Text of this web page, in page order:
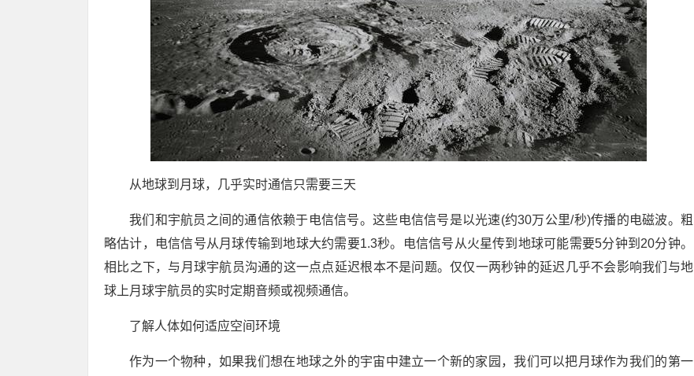
从地球到月球，几乎实时通信只需要三天
我们和宇航员之间的通信依赖于电信信号。这些电信信号是以光速(约30万公里/秒)传播的电磁波。粗
略估计，电信信号从月球传输到地球大约需要1.3秒。电信信号从火星传到地球可能需要5分钟到20分钟。
相比之下，与月球宇航员沟通的这一点点延迟根本不是问题。仅仅一两秒钟的延迟几乎不会影响我们与地
球上月球宇航员的实时定期音频或视频通信。
了解人体如何适应空间环境
作为一个物种，如果我们想在地球之外的宇宙中建立一个新的家园，我们可以把月球作为我们的第一